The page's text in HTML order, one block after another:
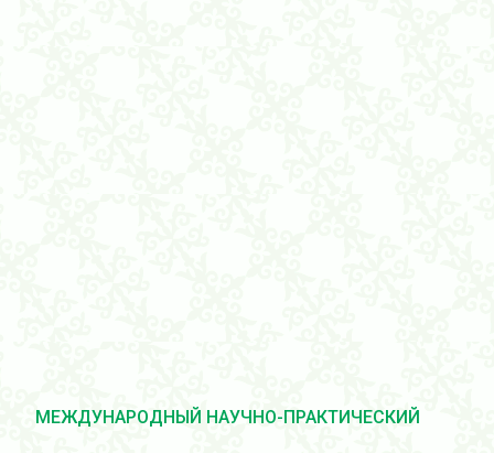
МЕЖДУНАРОДНЫЙ НАУЧНО-ПРАКТИЧЕСКИЙ